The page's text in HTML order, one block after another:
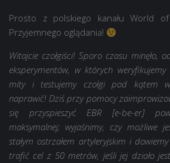
Prosto z polskiego kanału World
Przyjemnego oglądania!
Witajcie czołgiści! Sporo czasu minęło,
eksperymentów, w których
mity i testujemy czołgi pod kątem
naprawić! Dziś przy pomocy
się przyspieszyć EBR [e-be-er]
maksymalnej; wyjaśnimy, czy możliwe
stałym ostrzałem artyleryjskim i
trafić cel z 50 metrów, jeśli jej działo